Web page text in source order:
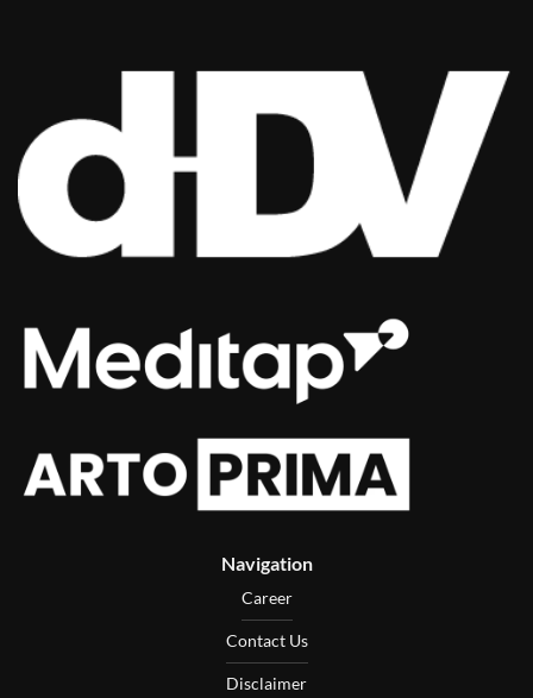
Navigation
Career
Contact Us
Disclaimer